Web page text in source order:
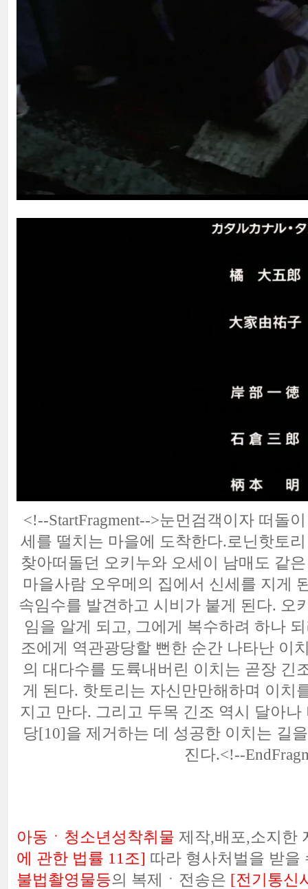
<!--StartFragment-->눈먼 검객이자 떠돌
세를 떨치는 마을에 도착한다. 로닌핫토
찾아떠돌던 오키누와 오세이 남매도 같
마을사람 오우메의 집에서 신세를 지게
속임수를 발견하고 시비가 붙게 된다. 오
임을 알게 되고, 그에게 복수하려 하나
조에게 역관광당할 뻔한 순간 나타난 이
의 대다수를 도륙내버린 이치는 곧장 긴
게 된다. 핫토리는 자신만만해하며 이치
지고 만다. 그리고 두목 긴조 역시 달아
당[10]을 제거하는 데 성공한 이치는 길
진다.<!--
아동ㆍ청소년성착취물 제작,배포,소지한
에 관한 법률 11조] 따라 형사처벌을 받을
불법촬영물등의 복제ㆍ전송은 [전기통신